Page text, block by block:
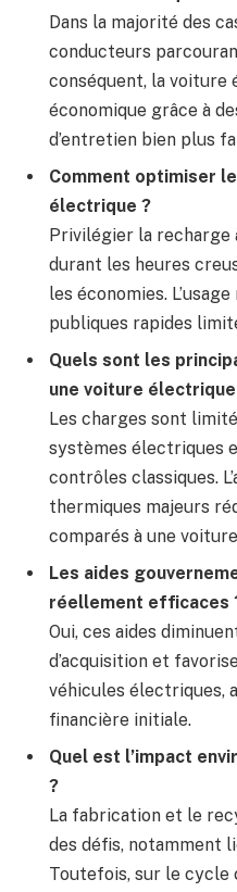
Dans la majorité des
conducteurs
conséquent, la voiture
économique grâce à
d’entretien bien plus
Comment optimiser
électrique ?
Privilégier la recharge
durant les heures
les économies.
publiques rapides
Quels sont les
une voiture
Les charges sont
systèmes électriques
contrôles classiques.
thermiques majeurs
comparés à une
Les aides
réellement efficaces
Oui, ces aides
d’acquisition et
véhicules électriques,
financière initiale.
Quel est l’impact
?
La fabrication et le
des défis, notamment
Toutefois, sur le cycle